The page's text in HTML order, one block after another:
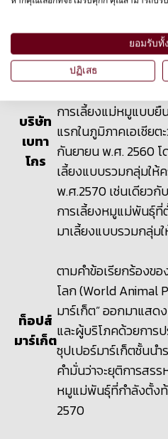
บริษัท
เบทา
โกร
จากความพยายามข
ประเทศไทย ส่งผลให้
การเลี้ยงแม่หมูแบบยื
แรกในภูมิภาคเอเชียต
กันยายน พ.ศ. 2560 โ
เลี้ยงแบบรวมกลุ่มให้
พ.ศ.2570 เช่นเดียว
การเลี้ยงหมูแม่พันธุ์
มาเลี้ยงแบบรวมกลุ่ม
ท็อปส์
มาร์เก็ต
ตามคำข้อเรียกร้อง
โลก (World Animal
มาร์เก็ต” ออกมาแส
และผู้บริโภคด้วยการ
ซุปเปอร์มาร์เก็ตชั้นน
คำมั่นว่าจะยุติการสร
หมูแม่พันธุ์ที่กำลังตั้ง
2570
ยอมรับทั้
ปฏิเสธ